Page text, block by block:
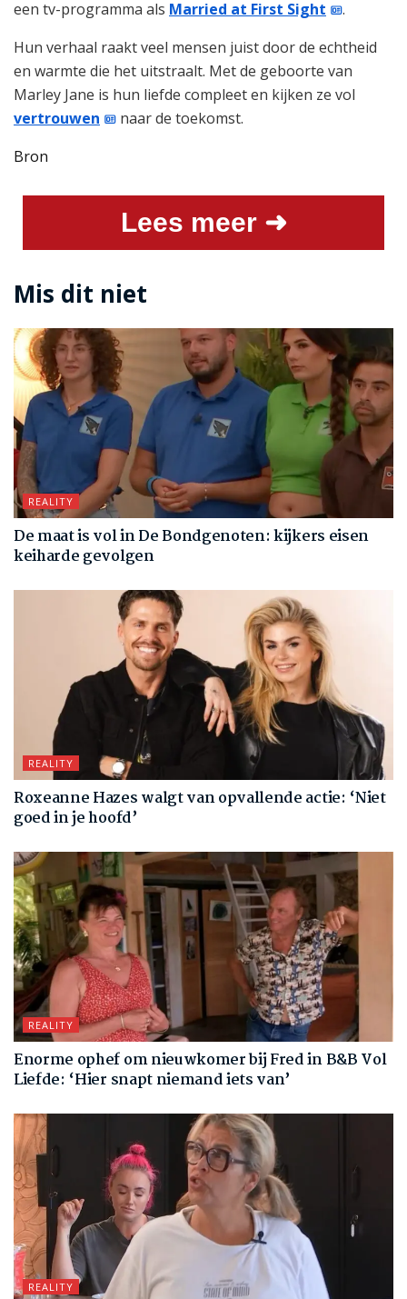
een tv-programma als Married at First Sight
.
Hun verhaal raakt veel mensen juist door de echtheid
en warmte die het uitstraalt. Met de geboorte van
Marley Jane is hun liefde compleet en kijken ze vol
vertrouwen
naar de toekomst.
Bron
Lees meer ➜
Mis dit niet
REALITY
De maat is vol in De Bondgenoten: kijkers eisen
keiharde gevolgen
REALITY
Roxeanne Hazes walgt van opvallende actie: ‘Niet
goed in je hoofd’
REALITY
Enorme ophef om nieuwkomer bij Fred in B&B Vol
Liefde: ‘Hier snapt niemand iets van’
REALITY